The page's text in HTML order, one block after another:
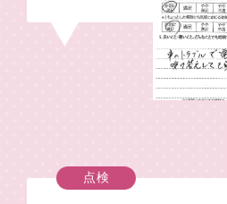
点検